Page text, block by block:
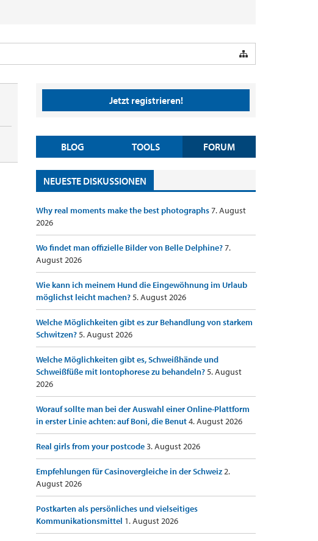
Jetzt registrieren!
BLOG TOOLS FORUM
NEUESTE DISKUSSIONEN
Why real moments make the best photographs7. August
2026
Wo findet man offizielle Bilder von Belle Delphine?7.
August 2026
Wie kann ich meinem Hund die Eingewöhnung im Urlaub
möglichst leicht machen?5. August 2026
Welche Möglichkeiten gibt es zur Behandlung von starkem
Schwitzen?5. August 2026
Welche Möglichkeiten gibt es, Schweißhände und
Schweißfüße mit Iontophorese zu behandeln?5. August
2026
Worauf sollte man bei der Auswahl einer Online-Plattform
in erster Linie achten: auf Boni, die Benut4. August 2026
Real girls from your postcode3. August 2026
Empfehlungen für Casinovergleiche in der Schweiz2.
August 2026
Postkarten als persönliches und vielseitiges
Kommunikationsmittel 1. August 2026